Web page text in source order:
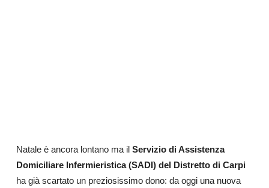
Natale è ancora lontano ma ilServizio di Assistenza
Domiciliare Infermieristica (SADI) del Distretto di Carpi
ha già scartato un preziosissimo dono: da oggi una nuova